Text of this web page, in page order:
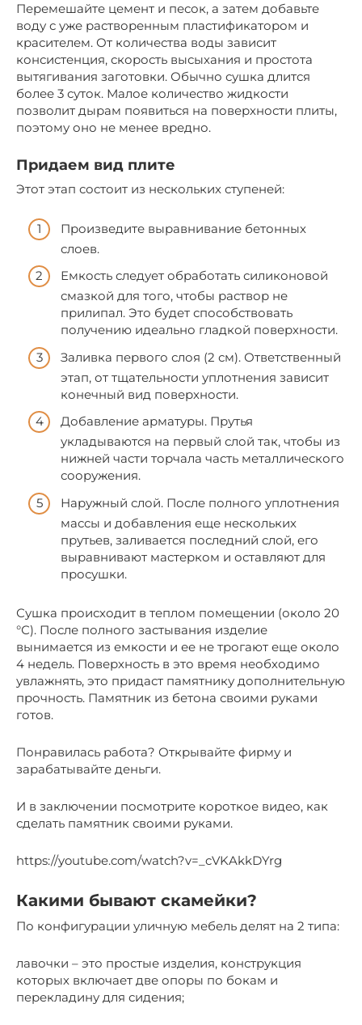
Перемешайте цемент и песок, а затем добавьте
воду с уже растворенным пластификатором и
красителем. От количества воды зависит
консистенция, скорость высыхания и простота
вытягивания заготовки. Обычно сушка длится
более 3 суток. Малое количество жидкости
позволит дырам появиться на поверхности плиты,
поэтому оно не менее вредно.
Придаем вид плите
Этот этап состоит из нескольких ступеней:
Произведите выравнивание бетонных
слоев.
Емкость следует обработать силиконовой
смазкой для того, чтобы раствор не
прилипал. Это будет способствовать
получению идеально гладкой поверхности.
Заливка первого слоя (2 см). Ответственный
этап, от тщательности уплотнения зависит
конечный вид поверхности.
Добавление арматуры. Прутья
укладываются на первый слой так, чтобы из
нижней части торчала часть металлического
сооружения.
Наружный слой. После полного уплотнения
массы и добавления еще нескольких
прутьев, заливается последний слой, его
выравнивают мастерком и оставляют для
просушки.
Сушка происходит в теплом помещении (около 20
°С). После полного застывания изделие
вынимается из емкости и ее не трогают еще около
4 недель. Поверхность в это время необходимо
увлажнять, это придаст памятнику дополнительную
прочность. Памятник из бетона своими руками
готов.
Понравилась работа? Открывайте фирму и
зарабатывайте деньги.
И в заключении посмотрите короткое видео, как
сделать памятник своими руками.
https://youtube.com/watch?v=_cVKAkkDYrg
Какими бывают скамейки?
По конфигурации уличную мебель делят на 2 типа:
лавочки – это простые изделия, конструкция
которых включает две опоры по бокам и
перекладину для сидения;